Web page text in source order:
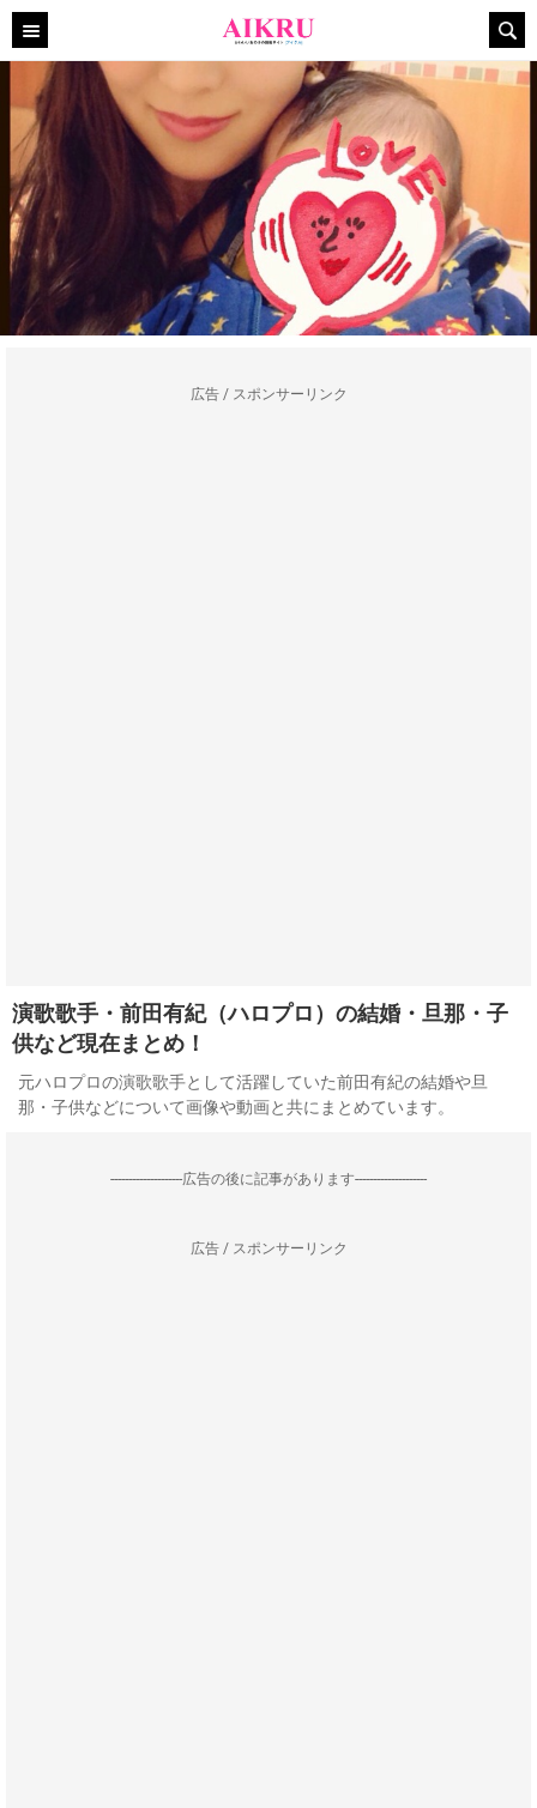
広告 / スポンサーリンク
演歌歌手・前田有紀（ハロプロ）の結婚・旦那・子
供など現在まとめ！
元ハロプロの演歌歌手として活躍していた前田有紀の結婚や旦
那・子供などについて画像や動画と共にまとめています。
--------------------広告の後に記事があります--------------------
広告 / スポンサーリンク